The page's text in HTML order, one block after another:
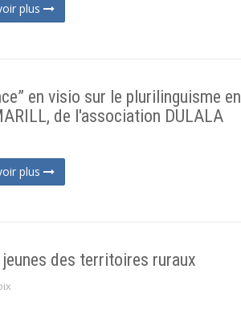
plus
en visio sur le plurilinguisme en
de l'association DULALA
plus
des territoires ruraux